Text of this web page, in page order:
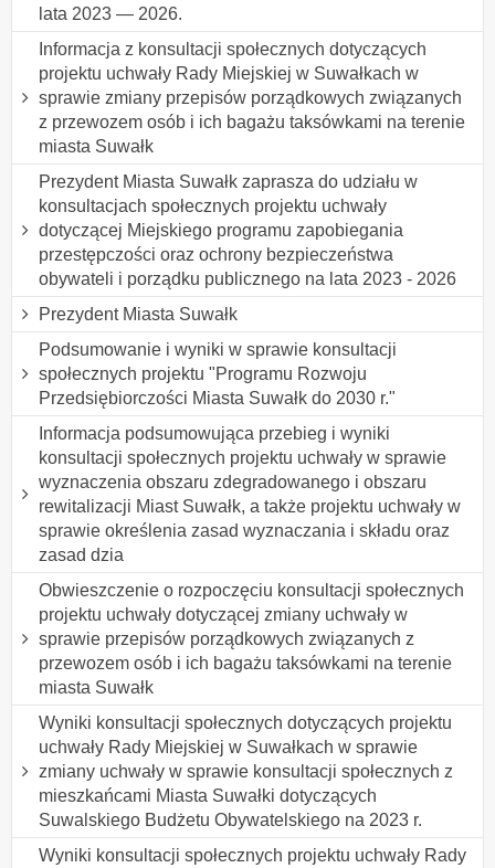
lata 2023 — 2026.
Informacja z konsultacji społecznych dotyczących
projektu uchwały Rady Miejskiej w Suwałkach w
sprawie zmiany przepisów porządkowych związanych
z przewozem osób i ich bagażu taksówkami na terenie
miasta Suwałk
Prezydent Miasta Suwałk zaprasza do udziału w
konsultacjach społecznych projektu uchwały
dotyczącej Miejskiego programu zapobiegania
przestępczości oraz ochrony bezpieczeństwa
obywateli i porządku publicznego na lata 2023 - 2026
Prezydent Miasta Suwałk
Podsumowanie i wyniki w sprawie konsultacji
społecznych projektu "Programu Rozwoju
Przedsiębiorczości Miasta Suwałk do 2030 r."
Informacja podsumowująca przebieg i wyniki
konsultacji społecznych projektu uchwały w sprawie
wyznaczenia obszaru zdegradowanego i obszaru
rewitalizacji Miast Suwałk, a także projektu uchwały w
sprawie określenia zasad wyznaczania i składu oraz
zasad dzia
Obwieszczenie o rozpoczęciu konsultacji społecznych
projektu uchwały dotyczącej zmiany uchwały w
sprawie przepisów porządkowych związanych z
przewozem osób i ich bagażu taksówkami na terenie
miasta Suwałk
Wyniki konsultacji społecznych dotyczących projektu
uchwały Rady Miejskiej w Suwałkach w sprawie
zmiany uchwały w sprawie konsultacji społecznych z
mieszkańcami Miasta Suwałki dotyczących
Suwalskiego Budżetu Obywatelskiego na 2023 r.
Wyniki konsultacji społecznych projektu uchwały Rady